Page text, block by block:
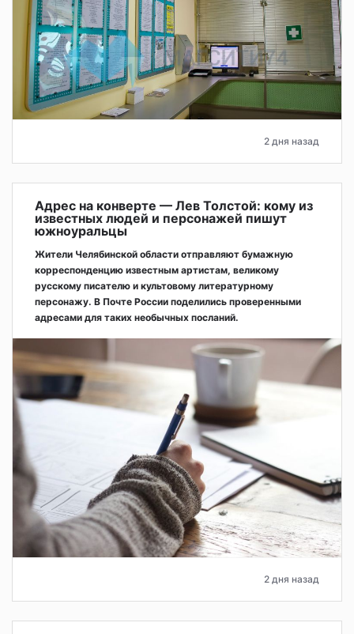
2 дня назад
Адрес на конверте — Лев Толстой: кому из
известных людей и персонажей пишут
южноуральцы
Жители Челябинской области отправляют бумажную
корреспонденцию известным артистам, великому
русскому писателю и культовому литературному
персонажу. В Почте России поделились проверенными
адресами для таких необычных посланий.
2 дня назад